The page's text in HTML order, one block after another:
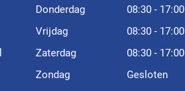
Donderdag
08:30 - 17:00
Vrijdag
08:30 - 17:00
Zaterdag
08:30 - 17:00
Zondag
Gesloten